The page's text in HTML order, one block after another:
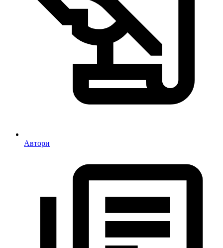
Автори